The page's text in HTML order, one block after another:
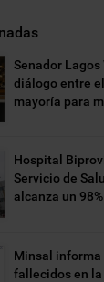
Senador Lagos
diálogo entre
mayoría para
Hospital
Servicio de
alcanza un
Minsal informa
fallecidos en la